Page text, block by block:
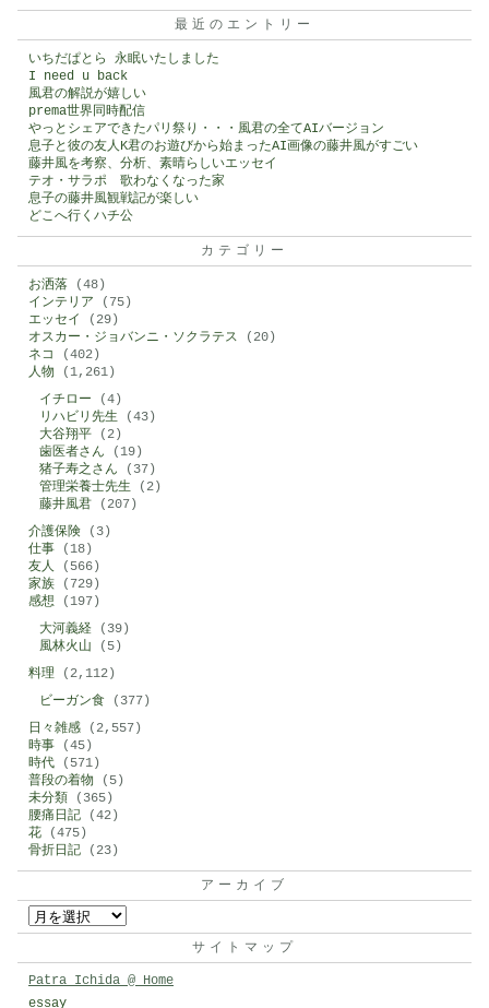
最近のエントリー
いちだぱとら 永眠いたしました
I need u back
風君の解説が嬉しい
prema世界同時配信
やっとシェアできたパリ祭り・・・風君の全てAIバージョン
息子と彼の友人K君のお遊びから始まったAI画像の藤井風がすごい
藤井風を考察、分析、素晴らしいエッセイ
テオ・サラポ 歌わなくなった家
息子の藤井風観戦記が楽しい
どこへ行くハチ公
カテゴリー
お洒落 (48)
インテリア (75)
エッセイ
(29)
オスカー・ジョバンニ・ソクラテス (20)
ネコ
(402)
人物 (1,261)
イチロー (4)
リハビリ先生 (43)
大谷翔平 (2)
歯医者さん (19)
猪子寿之さん (37)
管理栄養士先生 (2)
藤井風君 (207)
介護保険 (3)
仕事 (18)
友人 (566)
家族 (729)
感想 (197)
大河義経 (39)
風林火山 (5)
料理 (2,112)
ビーガン食 (377)
日々雑感 (2,557)
時事 (45)
時代 (571)
普段の着物 (5)
未分類 (365)
腰痛日記 (42)
花 (475)
骨折日記 (23)
アーカイブ
イ
サイトマップ
Patra Ichida @ Home
essay